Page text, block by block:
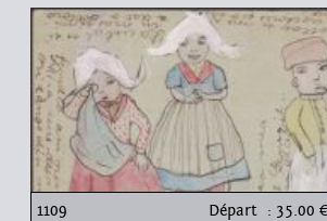
1109 Départ : 35.00 €